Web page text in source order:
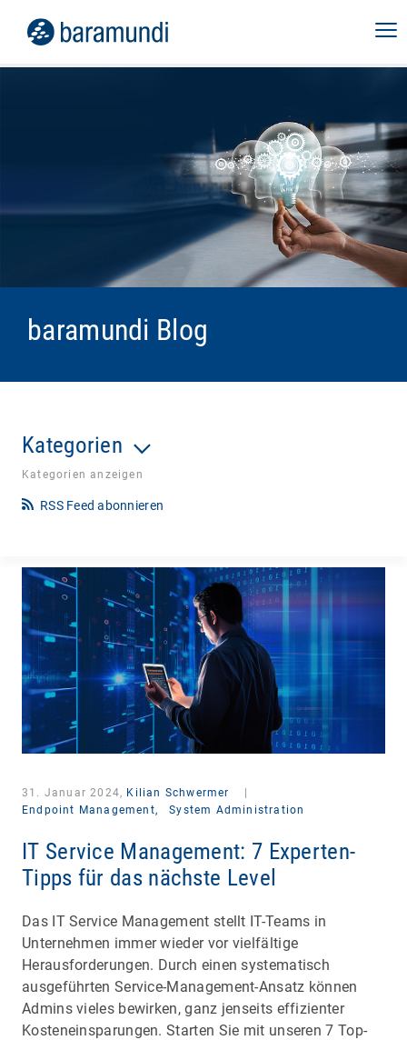
baramundi Blog
Kategorien
Kategorien anzeigen
RSS Feed abonnieren
31. Januar 2024, Kilian Schwermer
Endpoint Management,
System Administration
IT Service Management: 7 Experten-
Tipps für das nächste Level
Das IT Service Management stellt IT-Teams in
Unternehmen immer wieder vor vielfältige
Herausforderungen. Durch einen systematisch
ausgeführten Service-Management-Ansatz können
Admins vieles bewirken, ganz jenseits effizienter
Kosteneinsparungen. Starten Sie mit unseren 7 Top-